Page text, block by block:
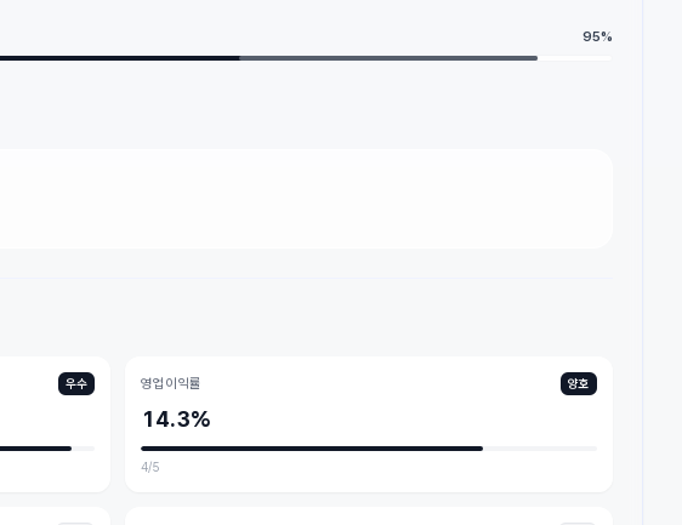
95%
우수 영업이익률 양호
14.3%
4/5